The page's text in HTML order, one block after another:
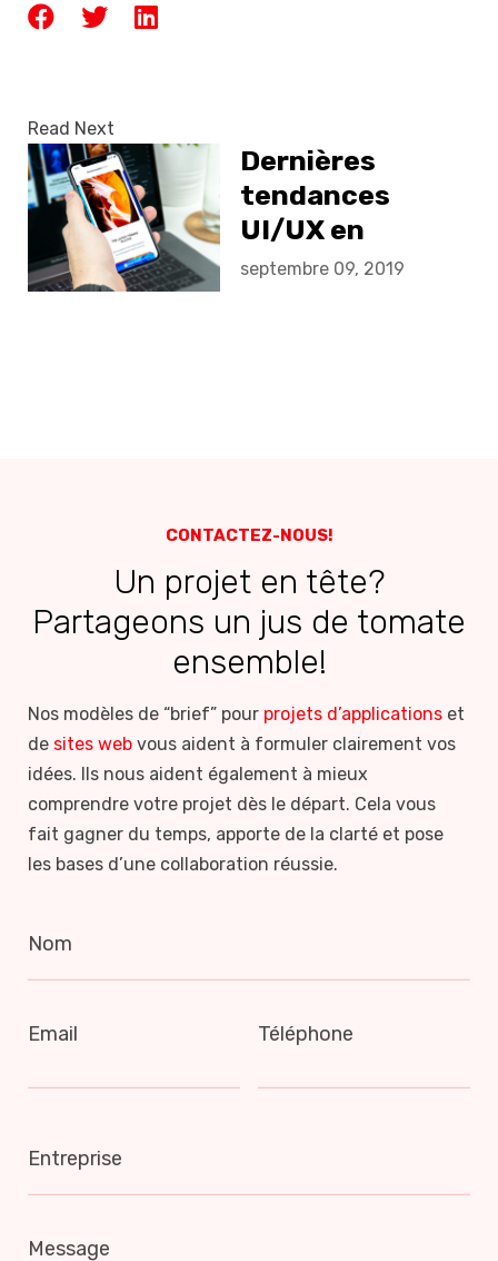
Read Next
Dernières
tendances
UI/UX en
développement
septembre 09, 2019
CONTACTEZ-NOUS!
Un projet en tête?
Partageons un jus de tomate
ensemble!
Nos modèles de “brief” pour projets d’applications et
de sites web vous aident à formuler clairement vos
idées. Ils nous aident également à mieux
comprendre votre projet dès le départ. Cela vous
fait gagner du temps, apporte de la clarté et pose
les bases d’une collaboration réussie.
Nom
Email Téléphone
Entreprise
Message